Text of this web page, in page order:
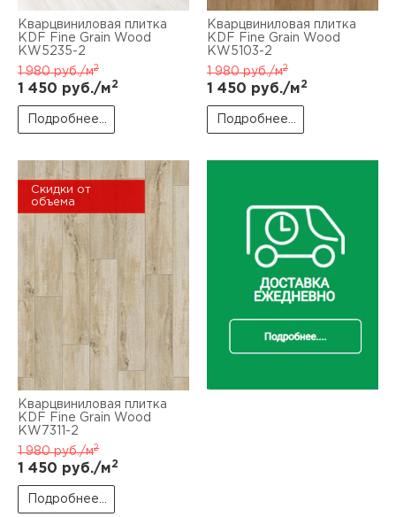
Кварцвиниловая плитка
KDF Fine Grain Wood
KW5235-2
1 980руб./м2
1 450 руб./м2
Подробнее...
Кварцвиниловая плитка
KDF Fine Grain Wood
KW5103-2
1 980руб./м2
1 450 руб./м2
Подробнее...
Скидки от
объема
Кварцвиниловая плитка
KDF Fine Grain Wood
KW7311-2
1 980руб./м2
1 450 руб./м2
Подробнее...